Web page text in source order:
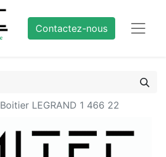
Contactez-nous
Boitier LEGRAND 1 466 22